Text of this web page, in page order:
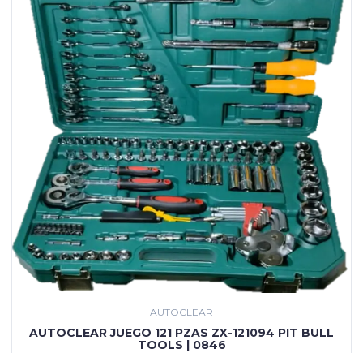
AUTOCLEAR
AUTOCLEAR JUEGO 121 PZAS ZX-121094 PIT BULL
TOOLS | 0846